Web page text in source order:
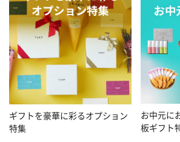
ギフトを豪華に彩るオプション
特集
お中元に
板ギフト